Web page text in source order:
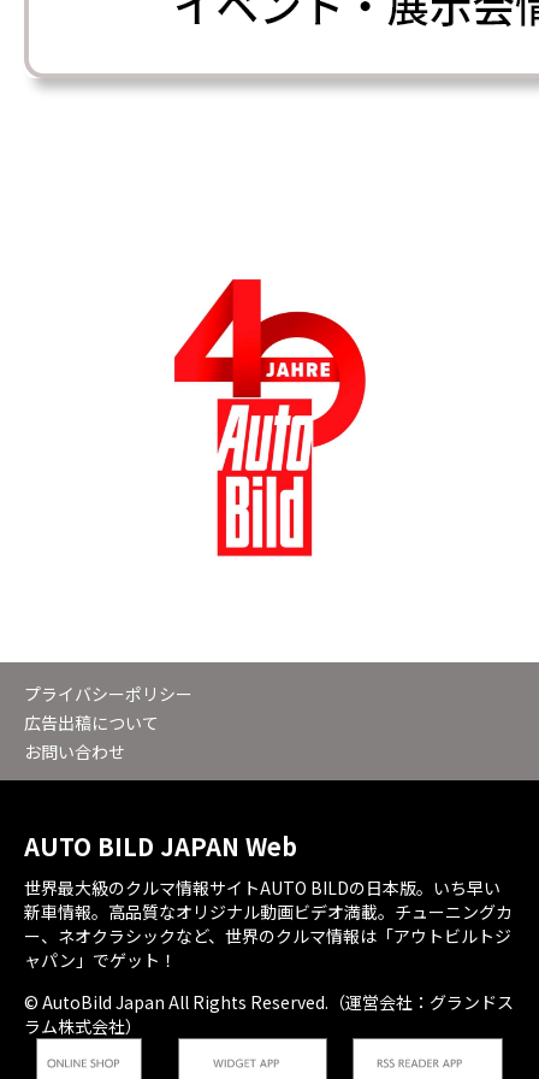
プライバシーポリシー
広告出稿について
お問い合わせ
AUTO BILD JAPAN Web
世界最大級のクルマ情報サイトAUTO BILDの日本版。いち早い
新車情報。高品質なオリジナル動画ビデオ満載。チューニングカ
ー、ネオクラシックなど、世界のクルマ情報は「アウトビルトジ
ャパン」でゲット！
© AutoBild Japan All Rights Reserved.（運営会社：グランドス
ラム株式会社）